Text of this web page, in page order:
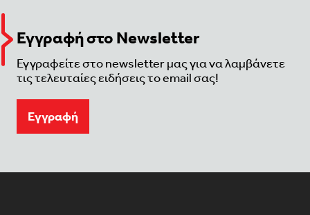
Εγγραφή στο Newsletter
Εγγραφείτε στο newsletter μας για να λαμβάνετε
τις τελευταίες ειδήσεις το email σας!
Eγγραφή